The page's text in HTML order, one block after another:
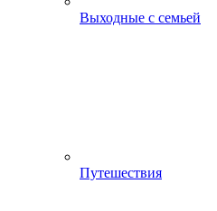
Выходные с семьей
Путешествия